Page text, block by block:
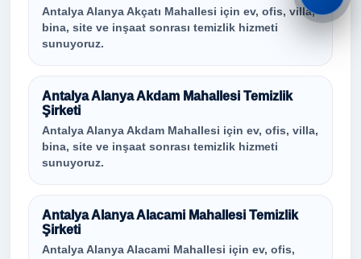
Antalya Alanya Akçatı Mahallesi için ev, ofis, villa,
bina, site ve inşaat sonrası temizlik hizmeti
sunuyoruz.
Antalya Alanya Akdam Mahallesi Temizlik
Şirketi
Antalya Alanya Akdam Mahallesi için ev, ofis, villa,
bina, site ve inşaat sonrası temizlik hizmeti
sunuyoruz.
Antalya Alanya Alacami Mahallesi Temizlik
Şirketi
Antalya Alanya Alacami Mahallesi için ev, ofis,